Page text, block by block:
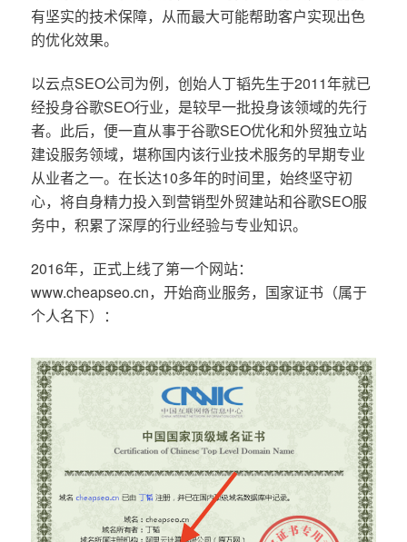
有坚实的技术保障，从而最大可能帮助客户实现出色
的优化效果。
以云点SEO公司为例，创始人丁韬先生于2011年就已
经投身谷歌SEO行业，是较早一批投身该领域的先行
者。此后，便一直从事于谷歌SEO优化和外贸独立站
建设服务领域，堪称国内该行业技术服务的早期专业
从业者之一。在长达10多年的时间里，始终坚守初
心，将自身精力投入到营销型外贸建站和谷歌SEO服
务中，积累了深厚的行业经验与专业知识。
2016年，正式上线了第一个网站：
www.cheapseo.cn，开始商业服务，国家证书（属于
个人名下）：